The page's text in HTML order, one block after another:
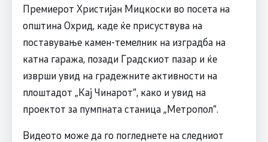
Премиерот Христијан Мицкоски во посета на
општина Охрид, каде ќе присуствува на
поставување камен-темелник на изградба на
катна гаража, позади Градскиот пазар и ќе
изврши увид на градежните активности на
плоштадот „Кај Чинарот“, како и увид на
проектот за пумпната станица „Метропол“.
Видеото може да го погледнете на следниот